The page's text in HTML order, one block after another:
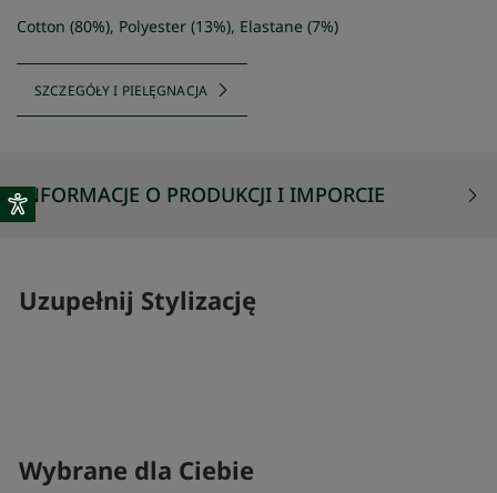
Cotton (80%), Polyester (13%), Elastane (7%)
SZCZEGÓŁY I PIELĘGNACJA
INFORMACJE O PRODUKCJI I IMPORCIE
Uzupełnij Stylizację
Wybrane dla Ciebie